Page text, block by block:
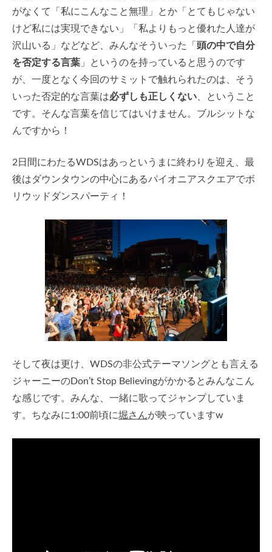
がなくて「私にこんなこと無理」とか「とてもじゃない
けど私には実現できない」「私よりもっと優れた人達が
沢山いる」などなど、みんなそういった「 頭の中で自分
を否定する言葉 」というのを持っていると思うのです
が、一度となく今回のサミットで触れられたのは、そう
いった否定的な言葉は必ずしも正しくない 、ということ
です。そんな言葉を信じてはいけません。ブルシットな
んですから！
2日間にわたるWDSはあっというまに終わりを迎え、最
後はダウンタウンの中心にあるパイオニアスクエアでボ
リウッドダンスパーティ！
そして夜は更け、WDSの非公式テーマソングとも言える
ジャーニーのDon’t Stop Believingがかかるとみんなこん
な感じです。みんな、一緒に歌ってジャンプしていま
す。ちなみに1:00前頃に堀さんが映っていますw